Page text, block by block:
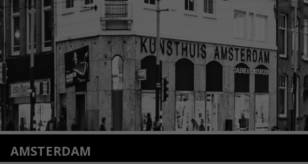
Lees meer
AMSTERDAM